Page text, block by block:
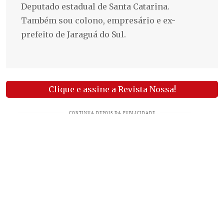
Deputado estadual de Santa Catarina.
Também sou colono, empresário e ex-
prefeito de Jaraguá do Sul.
Clique e assine a Revista Nossa!